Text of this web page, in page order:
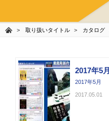
取り扱いタイトル カタログ
2017年5月
2017年5月
2017.05.01